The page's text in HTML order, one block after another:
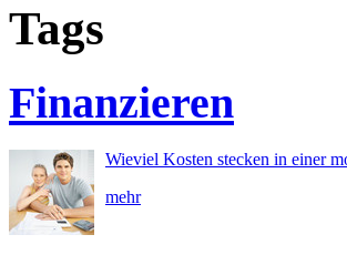
Tags
Finanzieren
Wieviel Kosten stecken in einer
mehr